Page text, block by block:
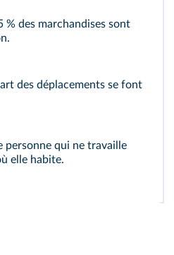
% des marchandises sont
des déplacements se font
personne qui ne travaille
elle habite.